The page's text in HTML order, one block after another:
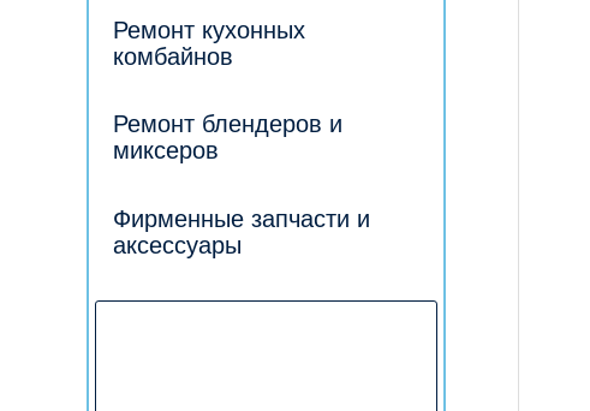
Ремонт кухонных
комбайнов
Ремонт блендеров и
миксеров
Фирменные запчасти и
аксессуары